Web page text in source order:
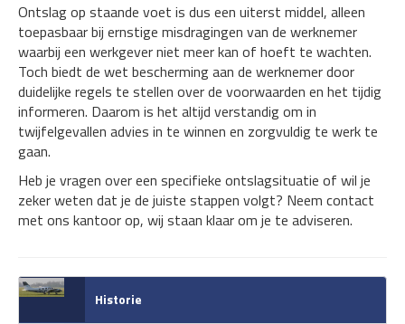
Ontslag op staande voet is dus een uiterst middel, alleen
toepasbaar bij ernstige misdragingen van de werknemer
waarbij een werkgever niet meer kan of hoeft te wachten.
Toch biedt de wet bescherming aan de werknemer door
duidelijke regels te stellen over de voorwaarden en het tijdig
informeren. Daarom is het altijd verstandig om in
twijfelgevallen advies in te winnen en zorgvuldig te werk te
gaan.
Heb je vragen over een specifieke ontslagsituatie of wil je
zeker weten dat je de juiste stappen volgt? Neem contact
met ons kantoor op, wij staan klaar om je te adviseren.
Historie